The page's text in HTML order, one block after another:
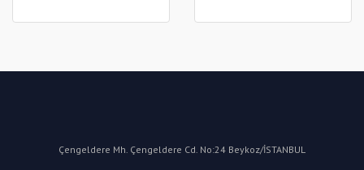
Çengeldere Mh. Çengeldere Cd. No:24 Beykoz/İSTANBUL